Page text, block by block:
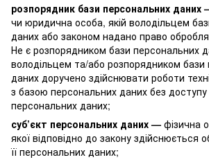
розпорядник бази персональних даних
чи юридична особа, якій володільцем
даних або законом надано право
Не є розпорядником бази персональних
володільцем та/або розпорядником бази
даних доручено здійснювати роботи
з базою персональних даних без доступу
персональних даних;
суб’єкт персональних даних — фізична
якої відповідно до закону здійснюється
її персональних даних;